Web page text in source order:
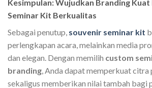
Kesimpulan: Wujudkan Branding
Seminar Kit Berkualitas
Sebagai penutup, souvenir seminar kit
perlengkapan acara, melainkan media
dan elegan. Dengan memilih custom
branding , Anda dapat memperkuat citra
sekaligus memberikan nilai tambah bagi